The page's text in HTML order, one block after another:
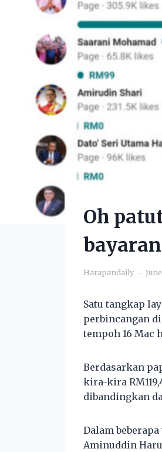
Oh
Harapandaily
Satu tangkap
perbincangan
tempoh 16 Mac
Berdasarkan
kira-kira
dibandingkan
Dalam
Aminuddin